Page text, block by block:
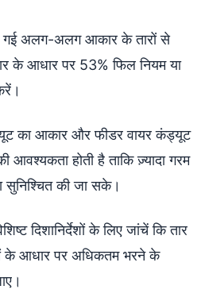
गई अलग-अलग आकार के तारों से
के आधार पर 53% फिल नियम या
का आकार और फीडर वायर कंड्यूट
आवश्यकता होती है ताकि ज़्यादा गरम
सुनिश्चित की जा सके।
दिशानिर्देशों के लिए जांचें कि तार
के आधार पर अधिकतम भरने के